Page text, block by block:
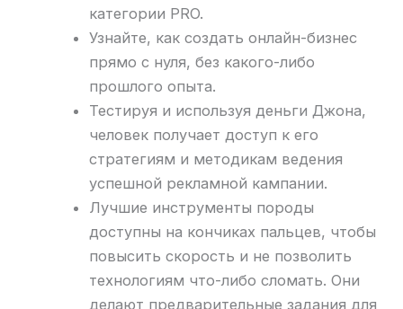
категории PRO.
Узнайте, как создать онлайн-бизнес
прямо с нуля, без какого-либо
прошлого опыта.
Тестируя и используя деньги Джона,
человек получает доступ к его
стратегиям и методикам ведения
успешной рекламной кампании.
Лучшие инструменты породы
доступны на кончиках пальцев, чтобы
повысить скорость и не позволить
технологиям что-либо сломать. Они
делают предварительные задания для